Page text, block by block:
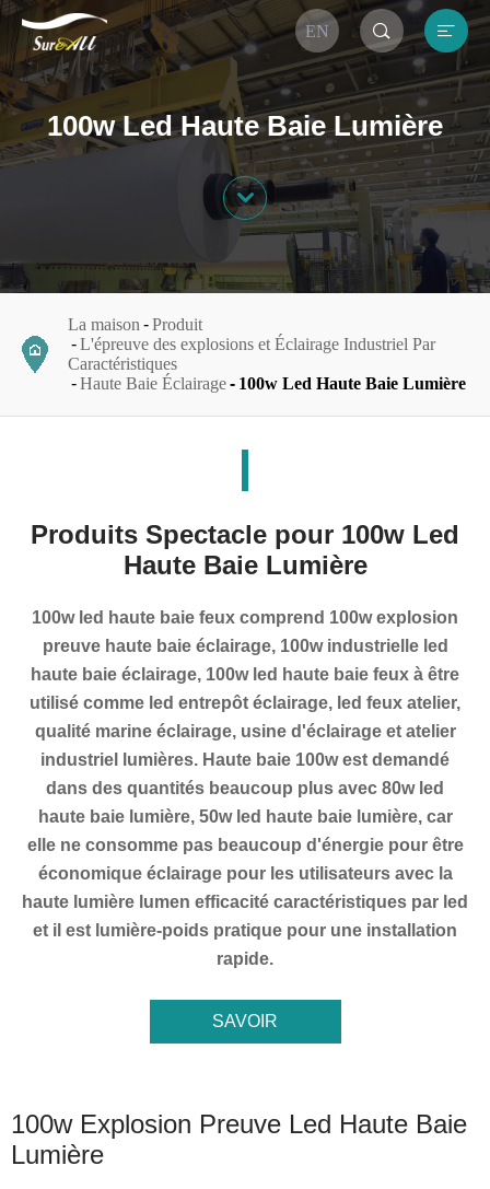
EN  
100w Led Haute Baie Lumière

La maison
Produit
L'épreuve des explosions et Éclairage Industriel Par
Caractéristiques
Haute Baie Éclairage
100w Led Haute Baie Lumière
Produits Spectacle pour 100w Led
Haute Baie Lumière
100w led haute baie feux comprend 100w explosion
preuve haute baie éclairage, 100w industrielle led
haute baie éclairage, 100w led haute baie feux à être
utilisé comme led entrepôt éclairage, led feux atelier,
qualité marine éclairage, usine d'éclairage et atelier
industriel lumières. Haute baie 100w est demandé
dans des quantités beaucoup plus avec 80w led
haute baie lumière, 50w led haute baie lumière, car
elle ne consomme pas beaucoup d'énergie pour être
économique éclairage pour les utilisateurs avec la
haute lumière lumen efficacité caractéristiques par led
et il est lumière-poids pratique pour une installation
rapide.
SAVOIR
100w Explosion Preuve Led Haute Baie
Lumière